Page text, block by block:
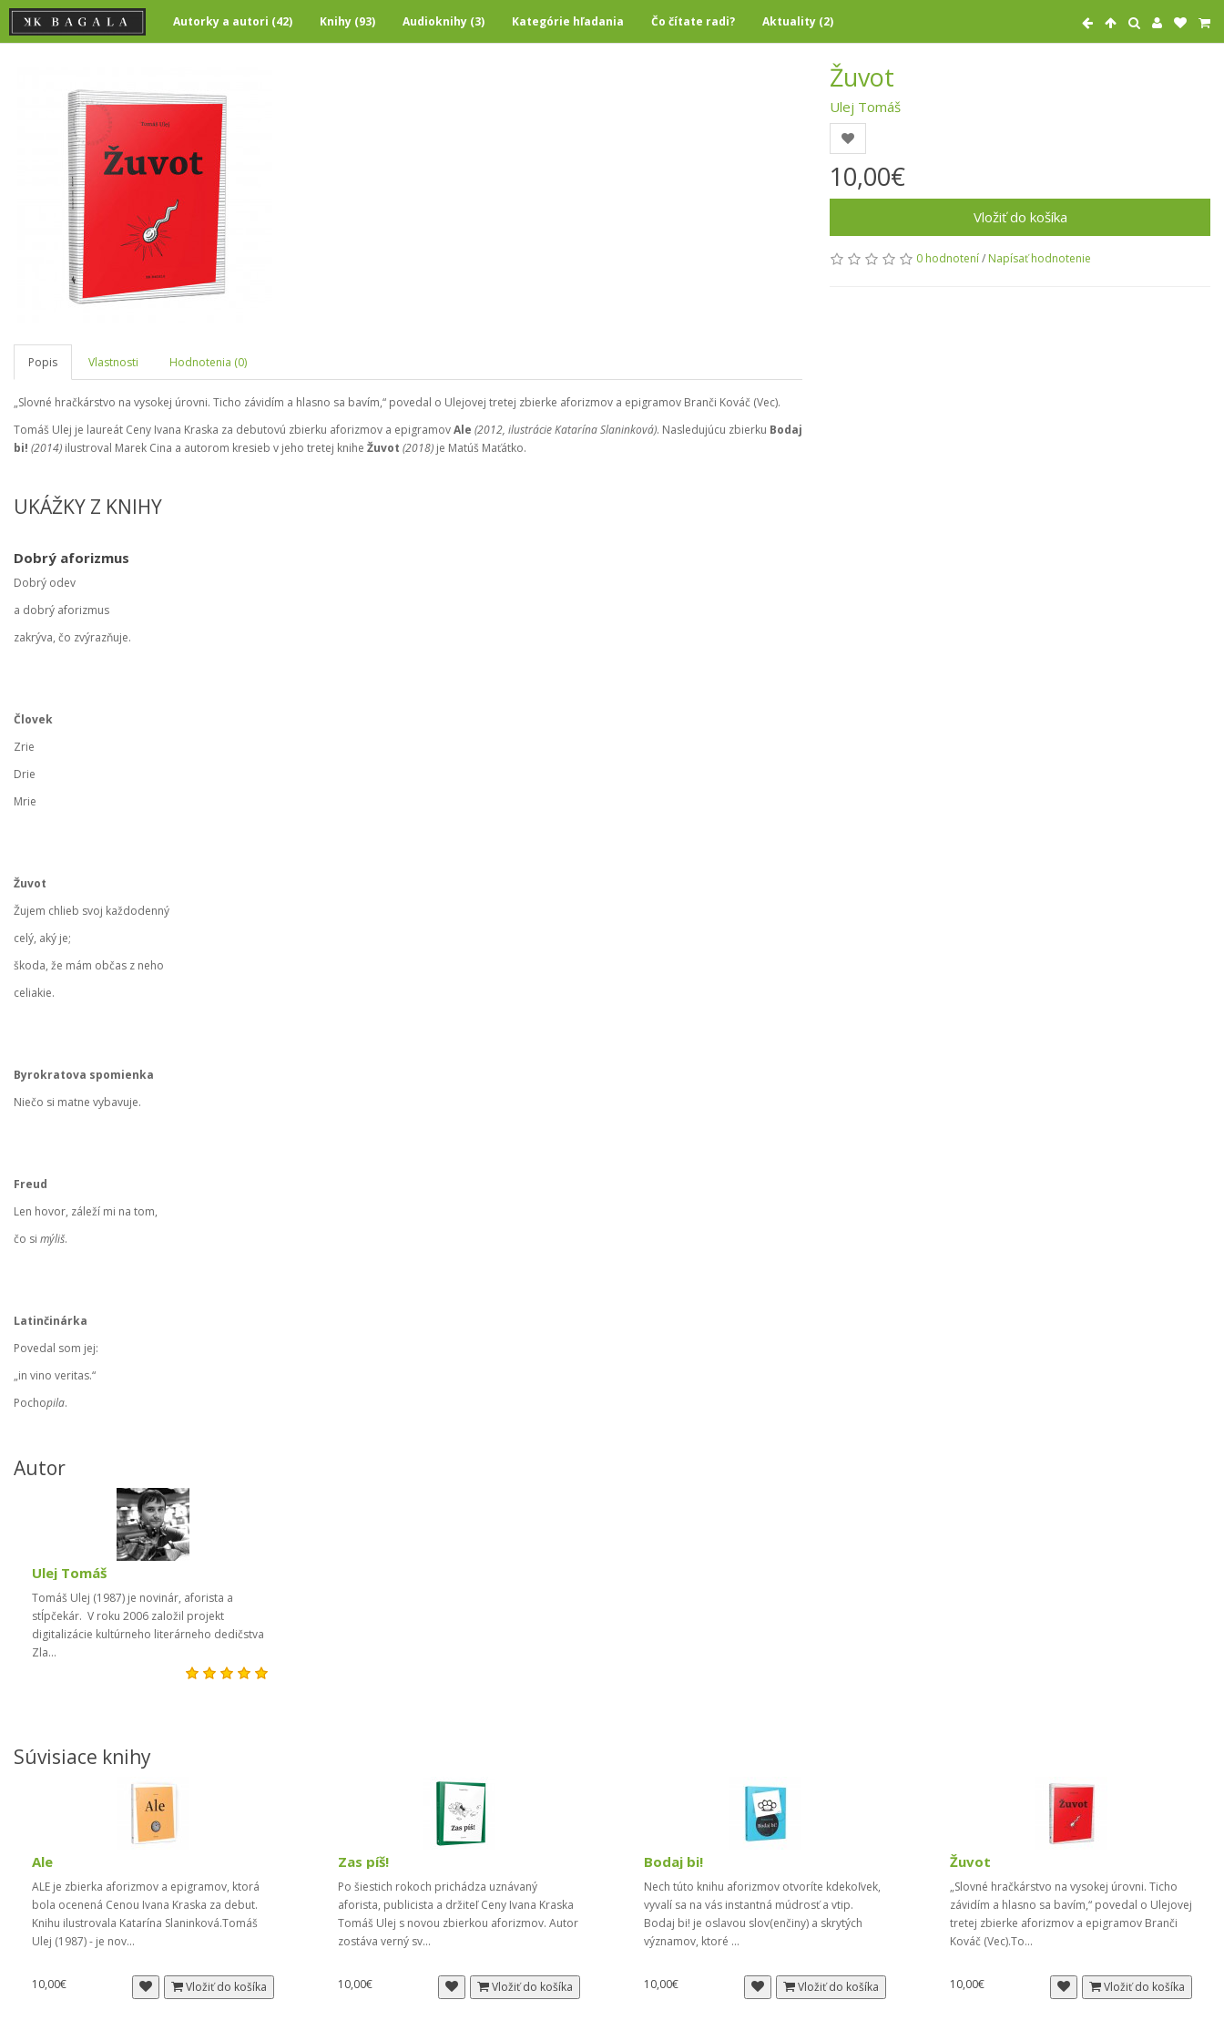
Autorky a autori (42) Knihy (93) Audioknihy (3) Kategórie hľadania Čo čítate radi? Aktuality (2)
Popis Vlastnosti Hodnotenia (0)
„Slovné hračkárstvo na vysokej úrovni. Ticho závidím a hlasno sa bavím,“ povedal o Ulejovej tretej zbierke aforizmov a epigramov Branči Kováč (Vec).
Tomáš Ulej je laureát Ceny Ivana Kraska za debutovú zbierku aforizmov a epigramovAle (2012, ilustrácie Katarína Slaninková). Nasledujúcu zbierku Bodaj
bi! (2014) ilustroval Marek Cina a autorom kresieb v jeho tretej knihe Žuvot (2018) je Matúš Maťátko.
UKÁŽKY Z KNIHY
Dobrý aforizmus
Dobrý odev
a dobrý aforizmus
zakrýva, čo zvýrazňuje.
Človek
Zrie
Drie
Mrie
Žuvot
Žujem chlieb svoj každodenný
celý, aký je;
škoda, že mám občas z neho
celiakie.
Byrokratova spomienka
Niečo si matne vybavuje.
Freud
Len hovor, záleží mi na tom,
čo si mýliš.
Latinčinárka
Povedal som jej:
„in vino veritas.“
Pochopila.
Žuvot
Ulej Tomáš
10,00€
Vložiť do košíka
0 hodnotení/ Napísať hodnotenie
Autor
Ulej Tomáš
Tomáš Ulej (1987) je novinár, aforista a
stĺpčekár. V roku 2006 založil projekt
digitalizácie kultúrneho literárneho dedičstva
Zla...
Súvisiace knihy
Ale
ALE je zbierka aforizmov a epigramov, ktorá
bola ocenená Cenou Ivana Kraska za debut.
Knihu ilustrovala Katarína Slaninková.Tomáš
Ulej (1987) - je nov...
10,00€ Vložiť do košíka
Zas píš!
Po šiestich rokoch prichádza uznávaný
aforista, publicista a držiteľ Ceny Ivana Kraska
Tomáš Ulej s novou zbierkou aforizmov. Autor
zostáva verný sv...
10,00€ Vložiť do košíka
Bodaj bi!
Nech túto knihu aforizmov otvoríte kdekoľvek,
vyvalí sa na vás instantná múdrosť a vtip.
Bodaj bi! je oslavou slov(enčiny) a skrytých
významov, ktoré ...
10,00€ Vložiť do košíka
Žuvot
„Slovné hračkárstvo na vysokej úrovni. Ticho
závidím a hlasno sa bavím,“ povedal o Ulejovej
tretej zbierke aforizmov a epigramov Branči
Kováč (Vec).To...
10,00€ Vložiť do košíka